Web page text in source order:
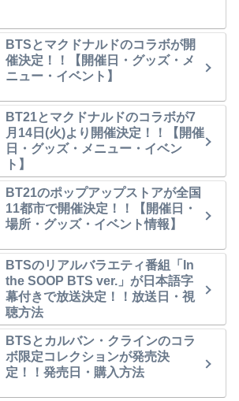
BTSとマクドナルドのコラボが開
催決定！！【開催日・グッズ・メ
ニュー・イベント】
BT21とマクドナルドのコラボが7
月14日(火)より開催決定！！【開催
日・グッズ・メニュー・イベン
ト】
BT21のポップアップストアが全国
11都市で開催決定！！【開催日・
場所・グッズ・イベント情報】
BTSのリアルバラエティ番組「In
the SOOP BTS ver.」が日本語字
幕付きで放送決定！！放送日・視
聴方法
BTSとカルバン・クラインのコラ
ボ限定コレクションが発売決
定！！発売日・購入方法